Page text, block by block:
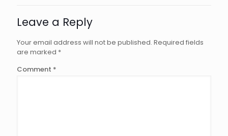
Leave a Reply
Your email address will not be published. Required fields
are marked *
Comment *